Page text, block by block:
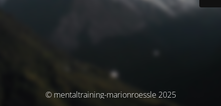
© mentaltraining-marionroessle 2025